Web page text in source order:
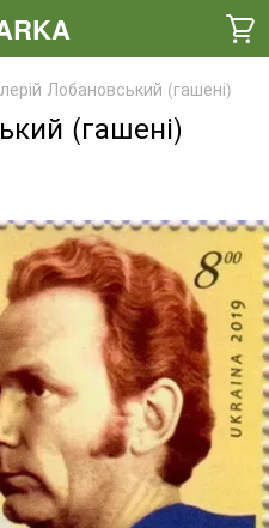
Лобановський (гашені)
(гашені)